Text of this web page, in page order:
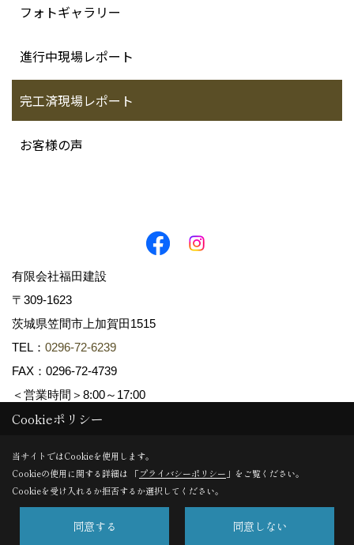
フォトギャラリー
進行中現場レポート
完工済現場レポート
お客様の声
有限会社福田建設
〒309-1623
茨城県笠間市上加賀田1515
TEL： 0296-72-6239
FAX：0296-72-4739
＜営業時間＞8:00～17:00
Copyright (c) fukudakensetsu. All Rights Reserved.
Produced byゴデスクリエイト
Cookieポリシー
当サイトではCookieを使用します。
Cookieの使用に関する詳細は 「プライバシーポリシー 」をご覧ください。
Cookieを受け入れるか拒否するか選択してください。
同意する 同意しない